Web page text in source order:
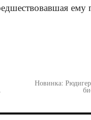
ему
Новинка: